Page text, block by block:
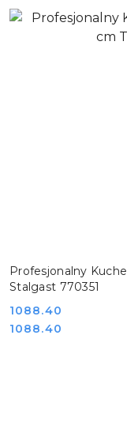
Profesjonalny
Stalgast 770351
Cena:
1088.40
Cena:
1088.40